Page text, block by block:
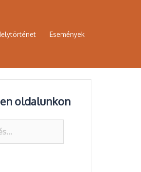
Események
oldalunkon